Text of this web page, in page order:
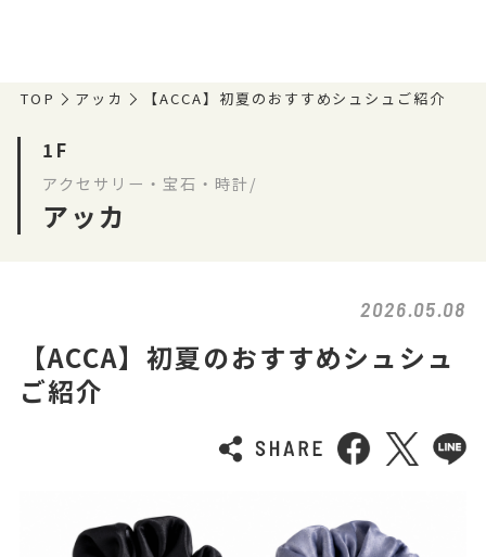
TOP アッカ 【ACCA】初夏のおすすめシュシュご紹介
1F
アクセサリー・宝石・時計/
アッカ
2026.05.08
【ACCA】初夏のおすすめシュシュ
ご紹介